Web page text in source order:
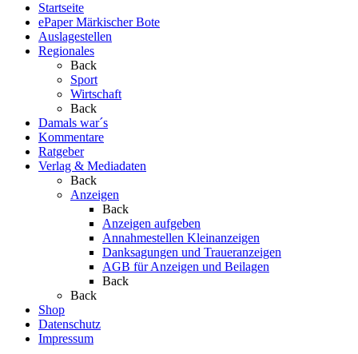
Startseite
ePaper Märkischer Bote
Auslagestellen
Regionales
Back
Sport
Wirtschaft
Back
Damals war´s
Kommentare
Ratgeber
Verlag & Mediadaten
Back
Anzeigen
Back
Anzeigen aufgeben
Annahmestellen Kleinanzeigen
Danksagungen und Traueranzeigen
AGB für Anzeigen und Beilagen
Back
Back
Shop
Datenschutz
Impressum